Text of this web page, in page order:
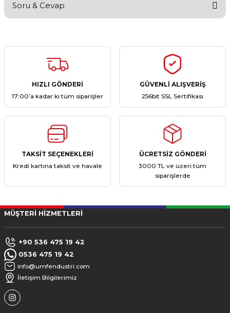
Yorum Yaz
Soru & Cevap
Ürün hakkında henüz soru sorulmamış.
HIZLI GÖNDERİ
17:00’a kadar ki tüm siparişler
GÜVENLİ ALIŞVERİŞ
256bit SSL Sertifikası
TAKSİT SEÇENEKLERİ
Kredi kartına taksit ve havale
ÜCRETSİZ GÖNDERİ
3000 TL ve üzeri tüm
siparişlerde
MÜŞTERİ HİZMETLERİ
+90 536 475 19 42
0536 475 19 42
info@umfendustri.com
İletişim Bilgilerimiz